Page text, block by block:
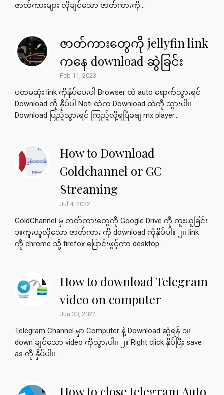
ဇာတ်ကားများ လိုချင်သော ဇာတ်ကားကို...
ဇာတ်ကားတွေကို jellyfin link
ကနေ download ဆွဲခြင်း
Feb 11, 2023
ပထမဆုံး link ကိုနှိပ်ပေးပါ Browser ထဲ auto ရောက်သွားရင်
Download ကို နှိပ်ပါ Noti ထဲက Download ထဲကို သွားပါ။
Download ပြည့်သွားရင် ကြည့်လို့ရပြီခဗျ mx player...
How to Download
Goldchannel or GC
Streaming
Jul 4, 2022
GoldChannel မှ ဇာတ်ကားတွေကို Google Drive ကို ကူးယူခြင်း
၁။ကူးယူလိုသော ဇာတ်ကား ကို download ကိုနှိပ်ပါ။ ၂။ link
ကို chrome သို့ firefox ပြောင်းဖွင့်ကာ desktop...
How to download Telegram
video on computer
Jun 30, 2022
Telegram Channel မှာ Computer နဲ့ Download ဆွဲရန် ၁။
down ချင်သော video ကိုသွားပါ။ ၂။ Right click နှိပ်ပြီး save
as ကို နှိပ်ပါ။...
How to close telegram Auto